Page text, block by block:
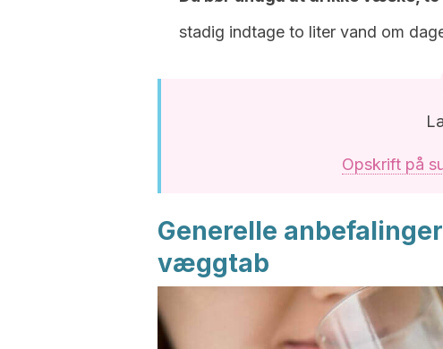
stadig indtage to liter vand om
Opskrift på
Generelle
væggtab